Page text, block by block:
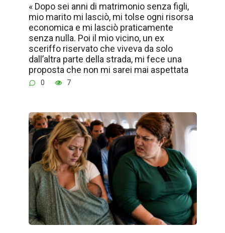
« Dopo sei anni di matrimonio senza figli,
mio marito mi lasciò, mi tolse ogni risorsa
economica e mi lasciò praticamente
senza nulla. Poi il mio vicino, un ex
sceriffo riservato che viveva da solo
dall’altra parte della strada, mi fece una
proposta che non mi sarei mai aspettata
0 7